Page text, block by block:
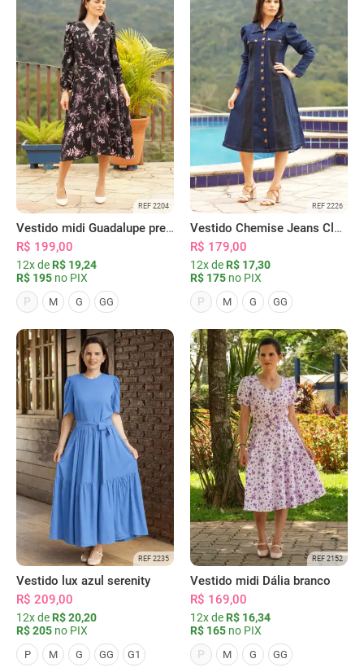
REF 2204
Vestido midi Guadalupe preto
R$ 199,00
12x de R$ 19,24
R$ 195 no PIX
P
M G GG
REF 2226
Vestido Chemise Jeans Clássica Serena
R$ 179,00
12x de R$ 17,30
R$ 175 no PIX
P
M G GG
REF 2235
Vestido lux azul serenity
R$ 209,00
12x de R$ 20,20
R$ 205 no PIX
P M G GG G1
REF 2152
Vestido midi Dália branco
R$ 169,00
12x de R$ 16,34
R$ 165 no PIX
P
M G GG